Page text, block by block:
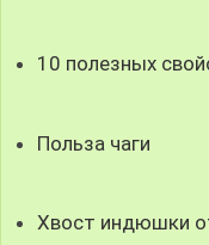
10 полезных
Польза чаги
Хвост индюшки